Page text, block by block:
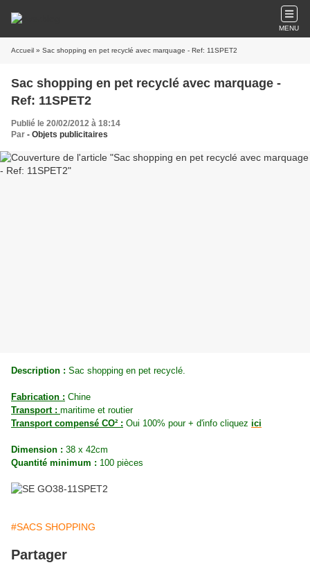
MENU
Accueil » Sac shopping en pet recyclé avec marquage - Ref: 11SPET2
Sac shopping en pet recyclé avec marquage -
Ref: 11SPET2
Publié le 20/02/2012 à 18:14
Par - Objets publicitaires
Description : Sac shopping en pet recyclé.
Fabrication : Chine
Transport : maritime et routier
Transport compensé CO² : Oui 100% pour + d'info cliquez ici
Dimension : 38 x 42cm
Quantité minimum : 100 pièces
#SACS SHOPPING
Partager